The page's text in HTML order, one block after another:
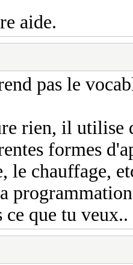
aide.
pas le
rien, il utilise
formes
le chauffage,
que tu veux..